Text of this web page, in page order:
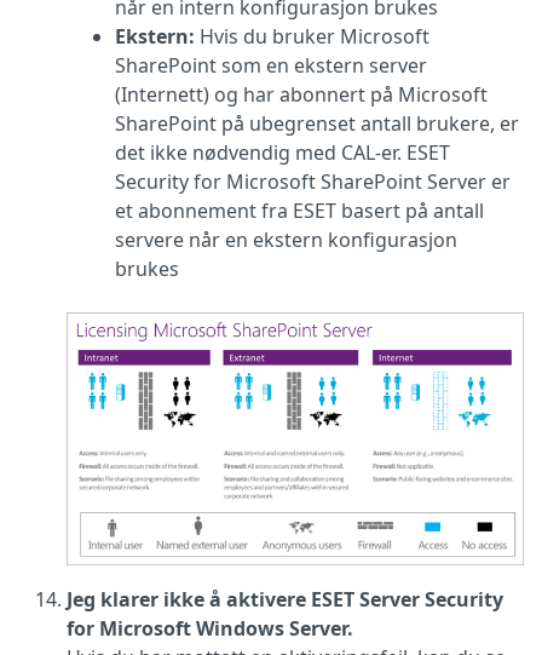
når en intern konfigurasjon brukes
Ekstern: Hvis du bruker Microsoft
SharePoint som en ekstern server
(Internett) og har abonnert på Microsoft
SharePoint på ubegrenset antall brukere, er
det ikke nødvendig med CAL-er. ESET
Security for Microsoft SharePoint Server er
et abonnement fra ESET basert på antall
servere når en ekstern konfigurasjon
brukes
Jeg klarer ikke å aktivere ESET Server Security
for Microsoft Windows Server.